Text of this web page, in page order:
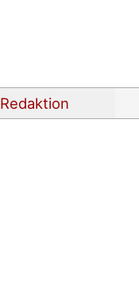
Redaktion